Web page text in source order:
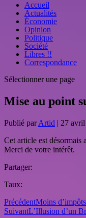
Accueil
Actualités
Économie
Opinion
Politique
Société
Libres !!
Correspondance
Sélectionner une page
Mise au point
Publié parArtid | 27
Cet article est désormais
Merci de votre intérêt.
Partager:
Taux:
PrécédentMoins
SuivantL’Illusion d’un